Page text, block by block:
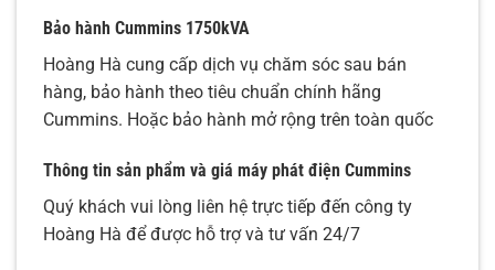
Bảo hành Cummins 1750kVA
Hoàng Hà cung cấp dịch vụ chăm sóc sau bán
hàng, bảo hành theo tiêu chuẩn chính hãng
Cummins. Hoặc bảo hành mở rộng trên toàn quốc
Thông tin sản phẩm và giá máy phát điện Cummins
Quý khách vui lòng liên hệ trực tiếp đến công ty
Hoàng Hà để được hỗ trợ và tư vấn 24/7